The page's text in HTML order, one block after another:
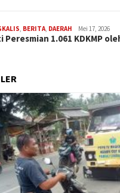
, BERITA, DAERAH Mei 17, 2026
Peresmian 1.061 KDKMP